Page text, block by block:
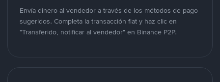
Envía dinero al vendedor a través de los métodos de pago
sugeridos. Completa la transacción fiat y haz clic en
"Transferido, notificar al vendedor" en Binance P2P.